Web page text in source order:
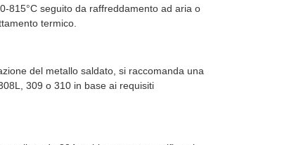
815°C seguito da raffreddamento ad aria o
termico.
del metallo saldato, si raccomanda una
309 o 310 in base ai requisiti